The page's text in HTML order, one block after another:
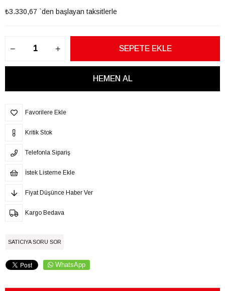
₺3.330,67 `den başlayan taksitlerle
Favorilere Ekle
Kritik Stok
Telefonla Sipariş
İstek Listeme Ekle
Fiyat Düşünce Haber Ver
Kargo Bedava
SATICIYA SORU SOR
WhatsApp